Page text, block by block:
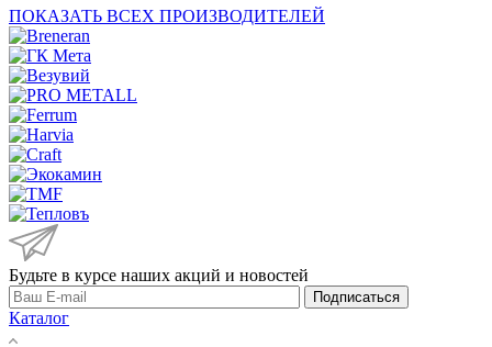
ПОКАЗАТЬ ВСЕХ ПРОИЗВОДИТЕЛЕЙ
Будьте в курсе наших акций и новостей
Подписаться
Каталог